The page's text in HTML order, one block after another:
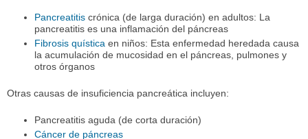
Pancreatitiscrónica (de larga duración) en adultos: La
pancreatitis es una inflamación del páncreas
Fibrosis quística en niños: Esta enfermedad heredada causa
la acumulación de mucosidad en el páncreas, pulmones y
otros órganos
Otras causas de insuficiencia pancreática incluyen:
Pancreatitis aguda (de corta duración)
Cáncer de páncreas